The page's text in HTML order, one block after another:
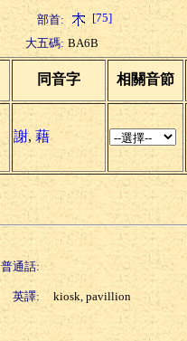
部首: [75]
大五碼: BA6B
同音字 相關音節
謝, 藉
普通話:
英譯: kiosk, pavillion